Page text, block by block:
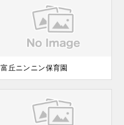
富丘ニンニン保育園